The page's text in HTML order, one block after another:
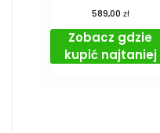
589,00 zł
Zobacz gdzie
kupić najtaniej